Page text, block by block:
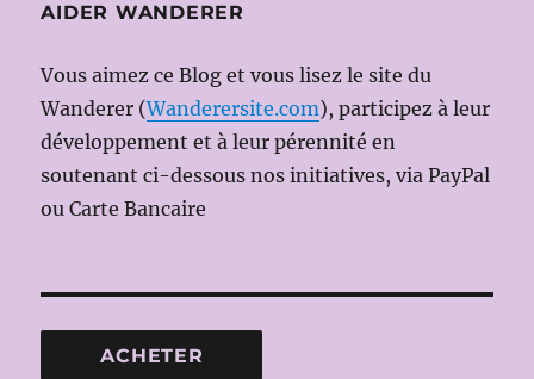
AIDER WANDERER
Vous aimez ce Blog et vous lisez le site du
Wanderer (Wanderersite.com), participez à leur
développement et à leur pérennité en
soutenant ci-dessous nos initiatives, via PayPal
ou Carte Bancaire